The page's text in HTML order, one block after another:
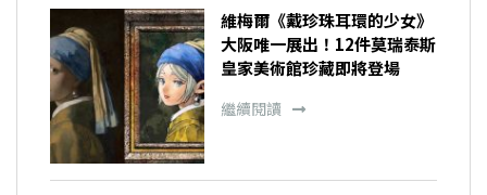
維梅爾《戴珍珠耳環的少女》
大阪唯一展出！12件莫瑞泰斯
皇家美術館珍藏即將登場
繼續閱讀